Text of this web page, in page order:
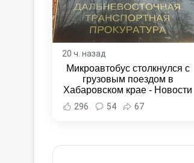
20 ч. назад
Микроавтобус столкнулся с
грузовым поездом в
Хабаровском крае - Новости
Хабаровска и Хабаровского
края
296 54 67